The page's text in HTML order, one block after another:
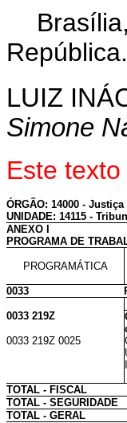
República.
LUIZ
Simone
Este
ÓRGÃO: 14000 -
UNIDADE: 14115 -
ANEXO I
PROGRAMA DE
PROGRAMÁTICA
0033
0033 219Z
0033 219Z 0025
TOTAL - FISCAL
TOTAL - SEGURIDADE
TOTAL - GERAL